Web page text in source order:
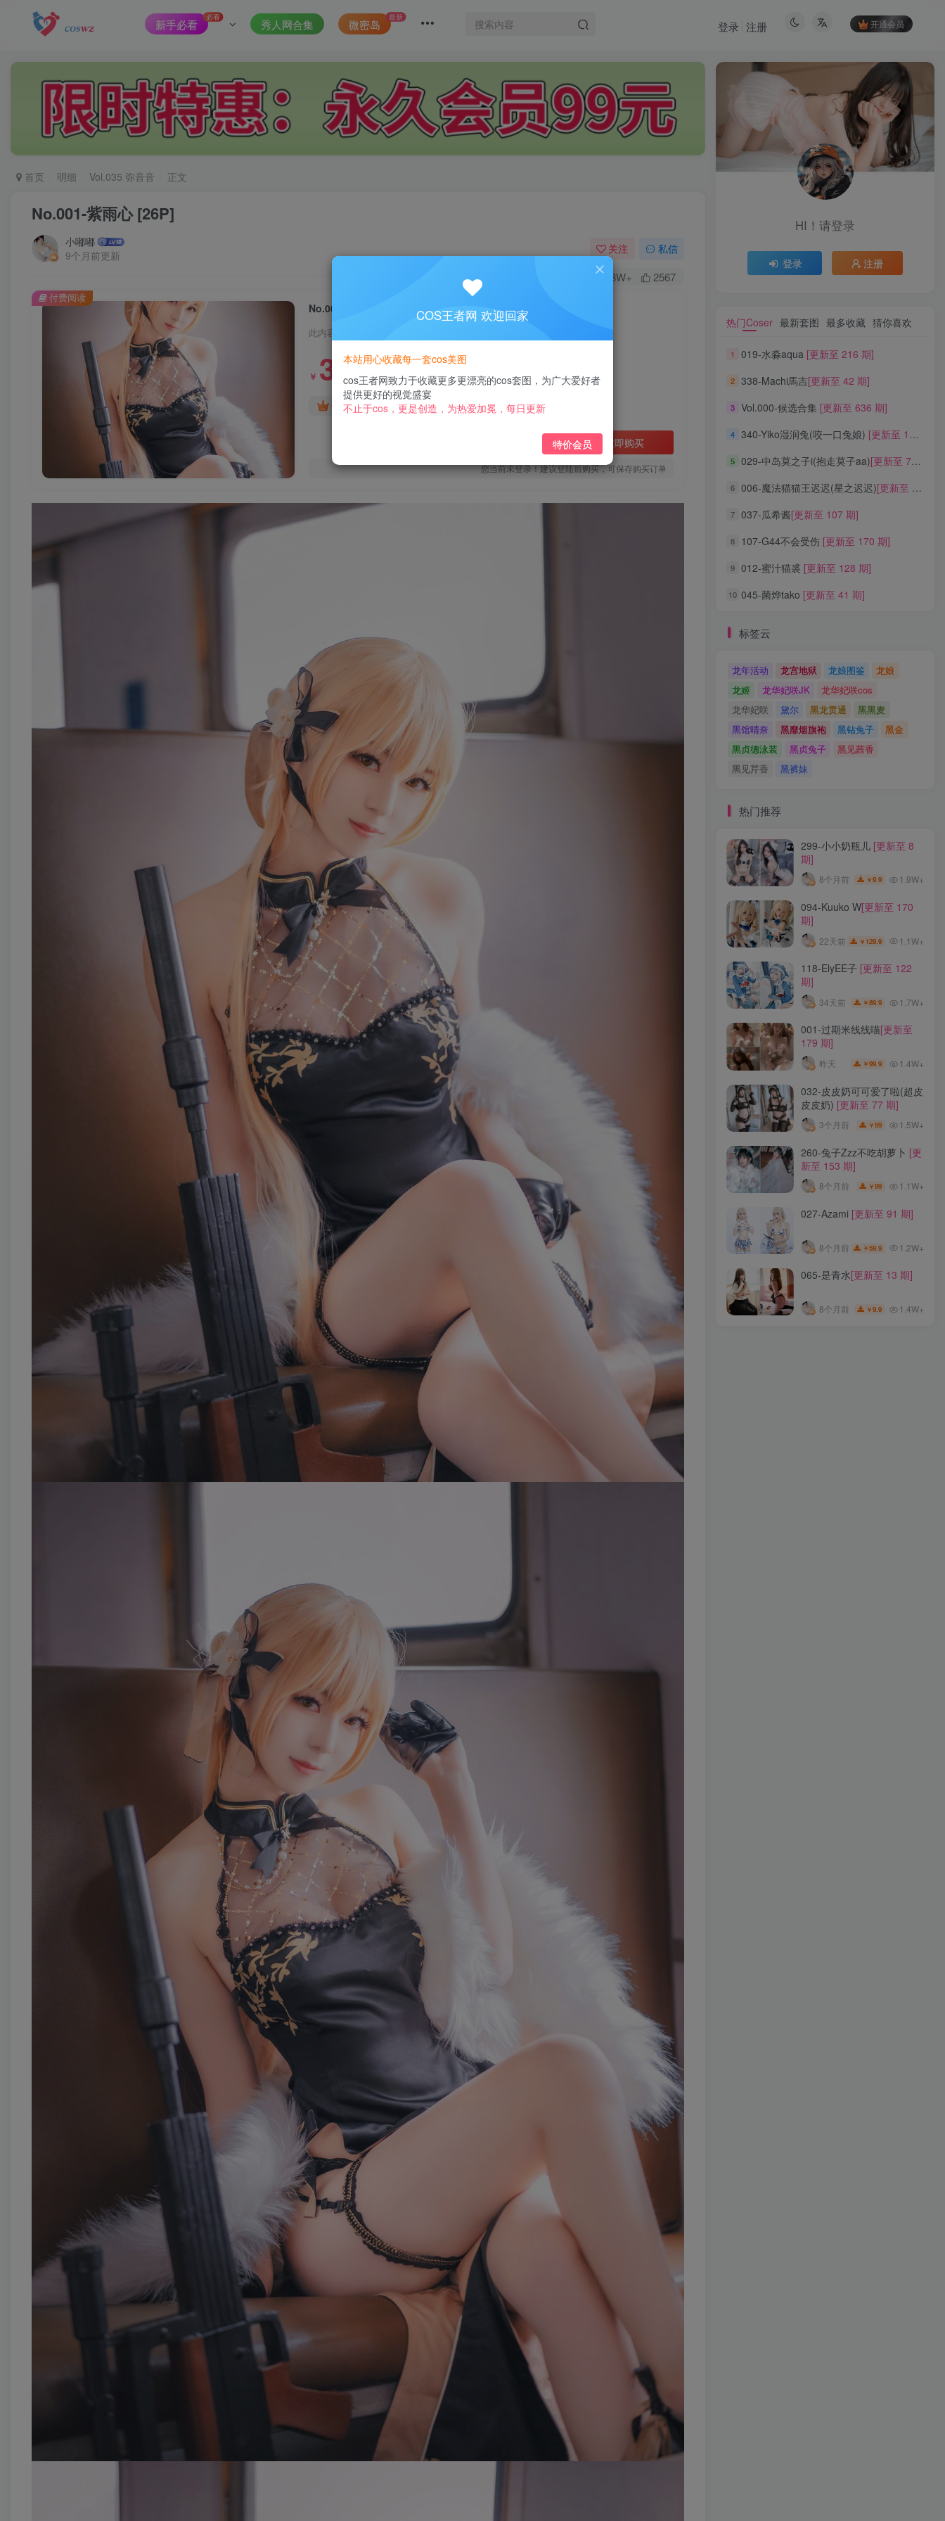
新手必看 必看 秀人网合集 微密岛 最新
开通会员
登录 注册
首页 明细 Vol.035 弥音音 正文
No.001-紫雨心 [26P]
小嘟嘟
9个月前更新
关注 私信
1.8W+ 2567
No.001-紫雨心 [26P]
此内容为付费阅读，请付费后查看
￥ 3
黄金会员免费 钻石会员免费
立即购买
您当前未登录！建议登陆后购买，可保存购买订单
付费阅读
HI！请登录
登录 注册
热门Coser 最新套图 最多收藏 猜你喜欢
1 019-水淼aqua [更新至 216 期]
2 338-Machi馬吉[更新至 42 期]
3 Vol.000-候选合集 [更新至 636 期]
4 340-Yiko湿润兔(咬一口兔娘) [更新至 136 期]
5 029-中岛莫之子i(抱走莫子aa)[更新至 76 期]
6 006-魔法猫猫王迟迟(星之迟迟)[更新至 320 期]
7 037-瓜希酱[更新至 107 期]
8 107-G44不会受伤 [更新至 170 期]
9 012-蜜汁猫裘 [更新至 128 期]
10 045-菌烨tako [更新至 41 期]
标签云
龙年活动 龙宫地狱 龙娘图鉴
龙娘
龙姬
龙华妃咲JK
龙华妃咲cos
龙华妃咲
黛尔 黑龙贯通
黑黑麦
黑馆晴奈
黑靡烟旗袍 黑钻兔子
黑金
黑贞德泳装
黑贞兔子
黑见茜香
黑见芹香
黑裤妹
热门推荐
299-小小奶瓶儿 [更新至 8
期]
8个月前 ￥9.9 1.9W+
094-Kuuko W[更新至 170
期]
22天前 ￥ 129.9 1.1W+
118-ElyEE子 [更新至 122
期]
34天前 ￥89.9 1.7W+
001-过期米线线喵[更新至
179 期]
昨天 ￥99.9 1.4W+
032-皮皮奶可可爱了啦(超皮
皮皮奶) [更新至 77 期]
3个月前 ￥59 1.5W+
260-兔子Zzz不吃胡萝卜 [更
新至 153 期]
8个月前 ￥99 1.1W+
027-Azami [更新至 91 期]
8个月前 ￥59.9 1.2W+
065-是青水[更新至 13 期]
8个月前 ￥9.9 1.4W+
COS王者网 欢迎回家
本站用心收藏每一套cos美图
cos王者网致力于收藏更多更漂亮的cos套图，为广大爱好者
提供更好的视觉盛宴
不止于cos，更是创造，为热爱加冕，每日更新
特价会员